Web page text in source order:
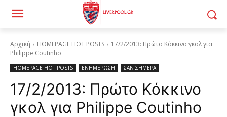
Αρχική HOMEPAGE HOT POSTS
17/2/2013: Πρώτο Κόκκινο γκολ για
Philippe Coutinho
HOMEPAGE HOT POSTS ΕΝΗΜΕΡΩΣΗ ΣΑΝ ΣΗΜΕΡΑ
17/2/2013: Πρώτο Κόκκινο
γκολ για Philippe Coutinho